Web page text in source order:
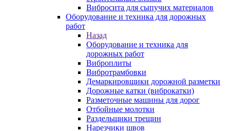
Вибросита для сыпучих материалов
Оборудование и техника для дорожных
работ
Назад
Оборудование и техника для
дорожных работ
Виброплиты
Вибротрамбовки
Демаркировщики дорожной разметки
Дорожные катки (виброкатки)
Разметочные машины для дорог
Отбойные молотки
Раздельщики трещин
Нарезчики швов